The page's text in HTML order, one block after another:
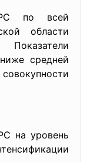
по всей
области
средней
на уровень